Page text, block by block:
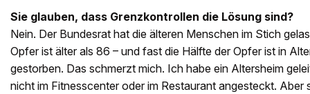
Sie glauben, dass Grenz­kontrollen die Lösung sind?
Nein. Der Bundesrat hat die älteren Menschen im Stich
Opfer ist älter als 86 – und fast die Hälfte der Opfer ist in
gestorben. Das schmerzt mich. Ich habe ein Altersheim
nicht im Fitnesscenter oder im Restaurant angesteckt. Aber